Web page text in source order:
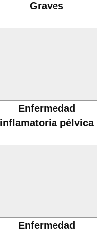
Graves
Enfermedad
inflamatoria pélvica
Enfermedad